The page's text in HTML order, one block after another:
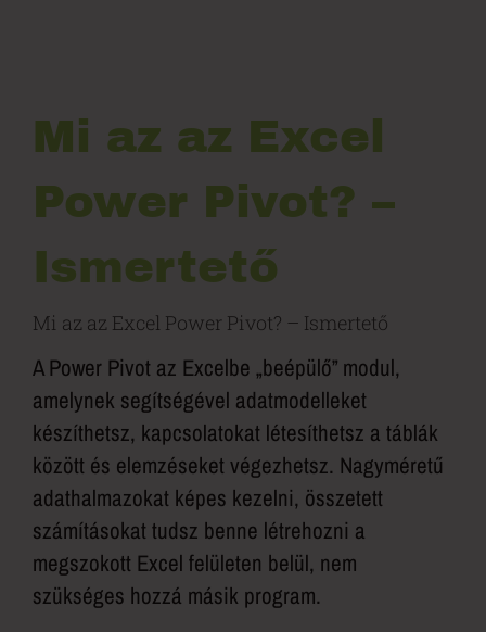
Mi az az Excel
Power Pivot? –
Ismertető
Mi az az Excel Power Pivot? – Ismertető
A Power Pivot az Excelbe „beépülő” modul,
amelynek segítségével adatmodelleket
készíthetsz, kapcsolatokat létesíthetsz a táblák
között és elemzéseket végezhetsz. Nagyméretű
adathalmazokat képes kezelni, összetett
számításokat tudsz benne létrehozni a
megszokott Excel felületen belül, nem
szükséges hozzá másik program.